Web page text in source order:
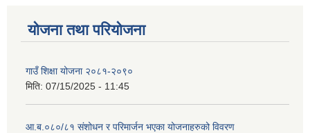
योजना तथा परियोजना
गाउँ शिक्षा योजना २०८१-२०९०
मिति: 07/15/2025 - 11:45
आ.ब.०८०/८१ संशोधन र परिमार्जन भएका योजनाहरुको विवरण